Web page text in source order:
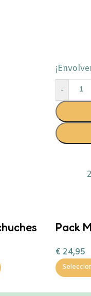
-
2
Pack
inicial
€ 24,95